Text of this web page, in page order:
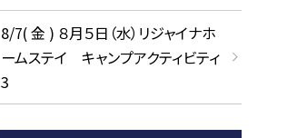
8/7( 金 ) ８月５日（水）リジャイナホ
ームステイ キャンプアクティビティ
3